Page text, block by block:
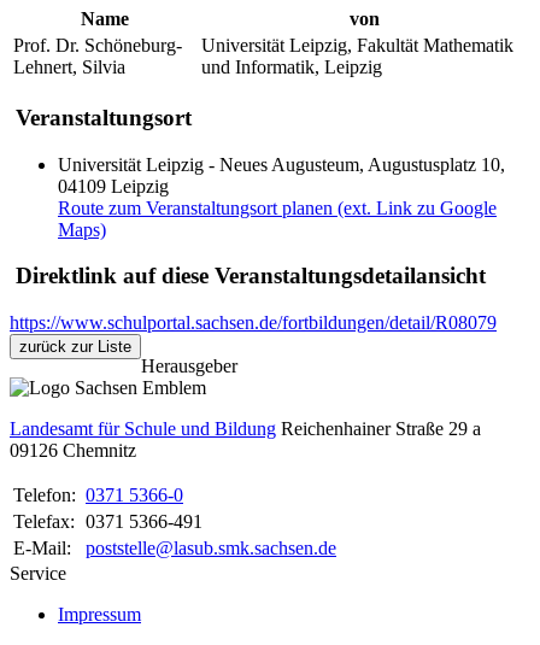
Name
von
Prof. Dr. Schöneburg-
Lehnert, Silvia
Universität Leipzig, Fakultät Mathematik
und Informatik, Leipzig
Veranstaltungsort
Universität Leipzig - Neues Augusteum, Augustusplatz 10,
04109 Leipzig
Route zum Veranstaltungsort planen (ext. Link zu Google
Maps)
Direktlink auf diese Veranstaltungsdetailansicht
https://www.schulportal.sachsen.de/fortbildungen/detail/R08079
zurück zur Liste
Herausgeber
Landesamt für Schule und Bildung Reichenhainer Straße 29 a
09126 Chemnitz
Telefon: 0371 5366-0
Telefax: 0371 5366-491
E-Mail:
poststelle@lasub.smk.sachsen.de
Service
Impressum